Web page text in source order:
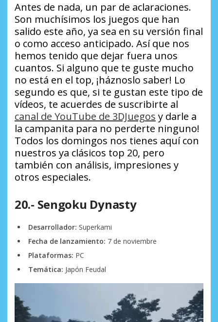
Antes de nada, un par de aclaraciones.
Son muchísimos los juegos que han
salido este año, ya sea en su versión final
o como acceso anticipado. Así que nos
hemos tenido que dejar fuera unos
cuantos. Si alguno que te guste mucho
no está en el top, ¡háznoslo saber! Lo
segundo es que, si te gustan este tipo de
vídeos, te acuerdes de suscribirte al
canal de YouTube de 3DJuegos y darle a
la campanita para no perderte ninguno!
Todos los domingos nos tienes aquí con
nuestros ya clásicos top 20, pero
también con análisis, impresiones y
otros especiales.
20.- Sengoku Dynasty
Desarrollador: Superkami
Fecha de lanzamiento: 7 de noviembre
Plataformas: PC
Temática: Japón Feudal